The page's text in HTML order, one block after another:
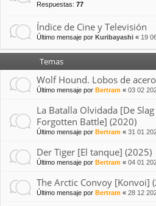
Respuestas: 77
Índice de Cine y Televisión
Último mensaje por Kuribayashi « 19
Temas
Wolf Hound. Lobos de
Último mensaje por Bertram « 03 02
La Batalla Olvidada [De
Forgotten Battle] (2020)
Último mensaje por Bertram « 31 01
Der Tiger [El tanque] (2025)
Último mensaje por Bertram « 04 01
The Arctic Convoy [Konvoi]
Último mensaje por Bertram « 28 12